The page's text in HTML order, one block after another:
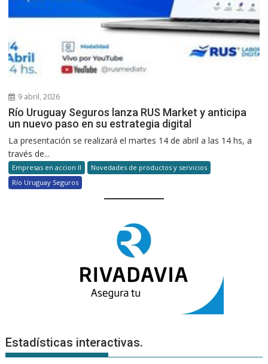
9 abril, 2026
Río Uruguay Seguros lanza RUS Market y anticipa
un nuevo paso en su estrategia digital
La presentación se realizará el martes 14 de abril a las 14 hs, a
través de...
Empresas en accion II
Novedades de productos y servicios
Río Uruguay Seguros
Estadísticas interactivas.